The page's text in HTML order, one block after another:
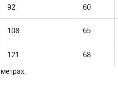
92 60
108 65
121 68